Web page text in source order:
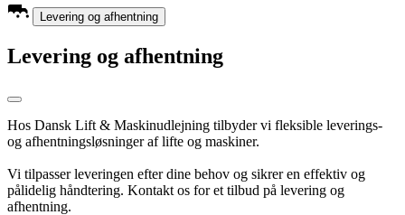
Levering og afhentning
Levering og afhentning
Hos Dansk Lift & Maskinudlejning tilbyder vi fleksible leverings-
og afhentningsløsninger af lifte og maskiner.
Vi tilpasser leveringen efter dine behov og sikrer en effektiv og
pålidelig håndtering. Kontakt os for et tilbud på levering og
afhentning.